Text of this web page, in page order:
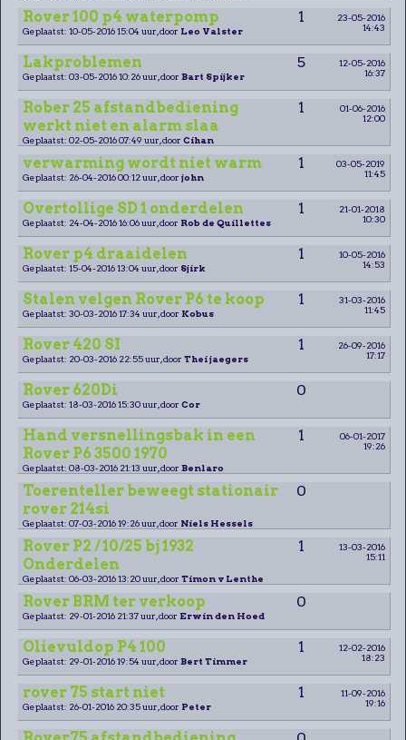
Rover 100 p4 waterpomp 1
23-05-2016
14:43
Geplaatst: 10-05-2016 15:04 uur, door Leo Valster
Lakproblemen 5
12-05-2016
16:37
Geplaatst: 03-05-2016 10:26 uur, door Bart Spijker
Rober 25 afstandbediening
werkt niet en alarm slaa
1
01-06-2016
12:00
Geplaatst: 02-05-2016 07:49 uur, door Cihan
verwarming wordt niet warm 1
03-05-2019
11:45
Geplaatst: 26-04-2016 00:12 uur, door john
Overtollige SD 1 onderdelen 1
21-01-2018
10:30
Geplaatst: 24-04-2016 16:06 uur, door Rob de Quillettes
Rover p4 draaidelen 1
10-05-2016
14:53
Geplaatst: 15-04-2016 13:04 uur, door Sjirk
Stalen velgen Rover P6 te koop 1
31-03-2016
11:45
Geplaatst: 30-03-2016 17:34 uur, door Kobus
Rover 420 SI 1
26-09-2016
17:17
Geplaatst: 20-03-2016 22:55 uur, door Thei jaegers
Rover 620Di 0
Geplaatst: 18-03-2016 15:30 uur, door Cor
Hand versnellingsbak in een
Rover P6 3500 1970
1
06-01-2017
19:26
Geplaatst: 08-03-2016 21:13 uur, door Benlaro
Toerenteller beweegt stationair
rover 214si
0
Geplaatst: 07-03-2016 19:26 uur, door Niels Hessels
Rover P2 / 10/25 bj 1932
Onderdelen
1
13-03-2016
15:11
Geplaatst: 06-03-2016 13:20 uur, door Timon v Lenthe
Rover BRM ter verkoop 0
Geplaatst: 29-01-2016 21:37 uur, door Erwin den Hoed
Olievuldop P4 100 1
12-02-2016
18:23
Geplaatst: 29-01-2016 19:54 uur, door Bert Timmer
rover 75 start niet 1
11-09-2016
19:16
Geplaatst: 26-01-2016 20:35 uur, door Peter